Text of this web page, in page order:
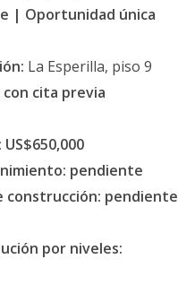
| Oportunidad única
La Esperilla, piso 9
con cita previa
pendiente
construcción: pendiente
por niveles: